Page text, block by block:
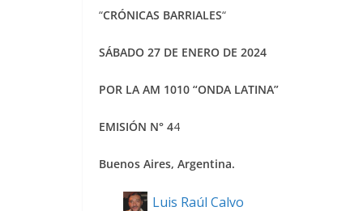
“CRÓNICAS BARRIALES“
SÁBADO 27 DE ENERO DE 2024
POR LA AM 1010 “ONDA LATINA”
EMISIÓN N° 44
Buenos Aires, Argentina.
Luis Raúl Calvo